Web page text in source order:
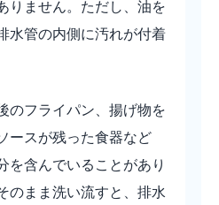
りません。ただし、油を
水管の内側に汚れが付着
のフライパン、揚げ物を
ースが残った食器など
を含んでいることがあり
のまま洗い流すと、排水